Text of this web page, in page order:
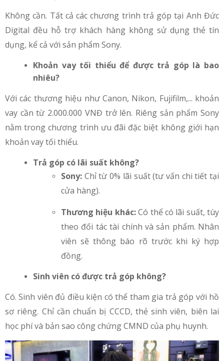
Không cần. Tất cả các chương trình trả góp tại Anh Đức
Digital đều hỗ trợ khách hàng không sử dụng thẻ tín
dụng, kể cả với sản phẩm Sony.
Khoản vay tối thiểu để được trả góp là bao
nhiêu?
Với các thương hiệu như Canon, Nikon, Fujifilm,... khoản
vay cần từ 2.000.000 VNĐ trở lên. Riêng sản phẩm Sony
nằm trong chương trình ưu đãi đặc biệt không giới hạn
khoản vay tối thiểu.
Trả góp có lãi suất không?
Sony: Chỉ từ 0% lãi suất (tư vấn chi tiết tại
cửa hàng).
Thương hiệu khác:Có thể có lãi suất, tùy
theo đối tác tài chính và sản phẩm. Nhân
viên sẽ thông báo rõ trước khi ký hợp
đồng.
Sinh viên có được trả góp không?
Có. Sinh viên đủ điều kiện có thể tham gia trả góp với hồ
sơ riêng. Chỉ cần chuẩn bị CCCD, thẻ sinh viên, biên lai
học phí và bản sao công chứng CMND của phụ huynh.